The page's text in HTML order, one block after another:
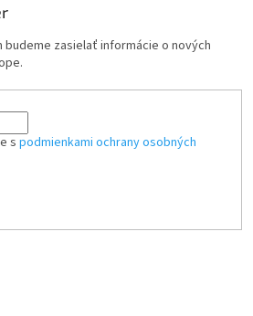
budeme zasielať informácie o nových
s podmienkami ochrany osobných